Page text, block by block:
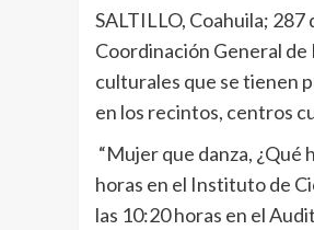
SALTILLO, Coahuila;
Coordinación General
culturales que se tienen
en los recintos, centros
“Mujer que danza, ¿Qué
horas en el Instituto de
las 10:20 horas en el